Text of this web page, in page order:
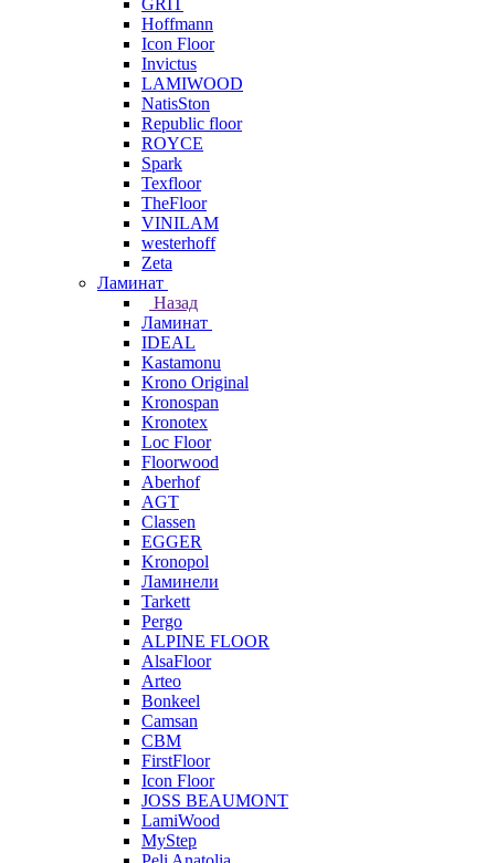
GRIT
Hoffmann
Icon Floor
Invictus
LAMIWOOD
NatisSton
Republic floor
ROYCE
Spark
Texfloor
TheFloor
VINILAM
westerhoff
Zeta
Ламинат
Назад
Ламинат
IDEAL
Kastamonu
Krono Original
Kronospan
Kronotex
Loc Floor
Floorwood
Aberhof
AGT
Classen
EGGER
Kronopol
Ламинели
Tarkett
Pergo
ALPINE FLOOR
AlsaFloor
Arteo
Bonkeel
Camsan
CBM
FirstFloor
Icon Floor
JOSS BEAUMONT
LamiWood
MyStep